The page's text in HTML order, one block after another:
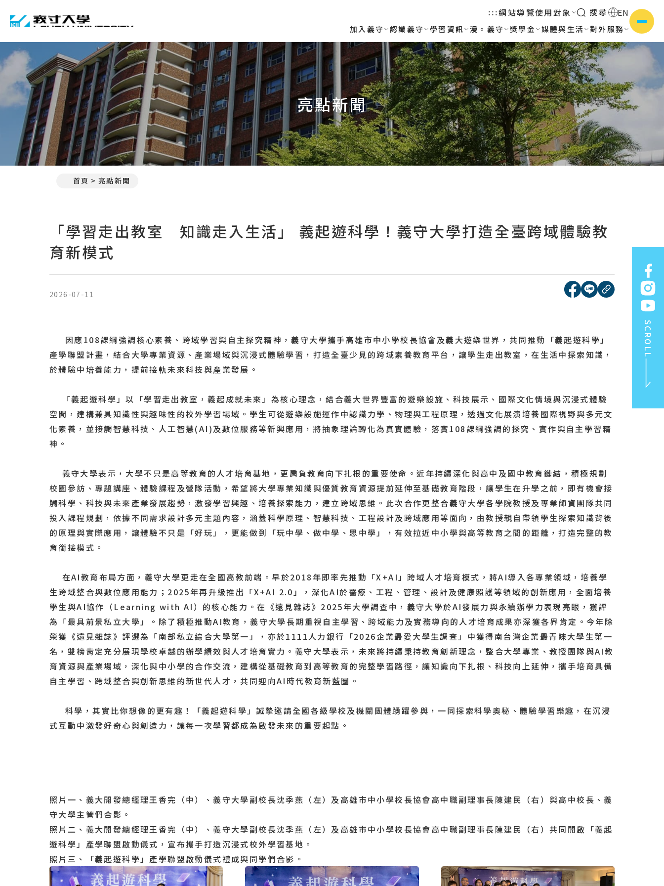
:::網站導覽使用對象 搜尋 EN
加入義守 認識義守 學習資訊 漫。義守 獎學金 媒體與生活 對外服務
側選單
SCROLL
亮點新聞
首頁 亮點新聞
「學習走出教室 知識走入生活」 義起遊科學！義守大學打造全臺跨域體驗教
育新模式
2026-07-11
[另開新視窗]分享到
[另開新視窗]分享
複製連結
因應108課綱強調核心素養、跨域學習與自主探究精神，義守大學攜手高雄市中小學校長協會及義大遊樂世界，共同推動「義起遊科學」
產學聯盟計畫，結合大學專業資源、產業場域與沉浸式體驗學習，打造全臺少見的跨域素養教育平台，讓學生走出教室，在生活中探索知識，
於體驗中培養能力，提前接軌未來科技與產業發展。
「義起遊科學」以「學習走出教室，義起成就未來」為核心理念，結合義大世界豐富的遊樂設施、科技展示、國際文化情境與沉浸式體驗
空間，建構兼具知識性與趣味性的校外學習場域。學生可從遊樂設施運作中認識力學、物理與工程原理，透過文化展演培養國際視野與多元文
化素養，並接觸智慧科技、人工智慧(AI)及數位服務等新興應用，將抽象理論轉化為真實體驗，落實108課綱強調的探究、實作與自主學習精
神。
義守大學表示，大學不只是高等教育的人才培育基地，更肩負教育向下扎根的重要使命。近年持續深化與高中及國中教育鏈結，積極規劃
校園參訪、專題講座、體驗課程及營隊活動，希望將大學專業知識與優質教育資源提前延伸至基礎教育階段，讓學生在升學之前，即有機會接
觸科學、科技與未來產業發展趨勢，激發學習興趣、培養探索能力，建立跨域思維。此次合作更整合義守大學各學院教授及專業師資團隊共同
投入課程規劃，依據不同需求設計多元主題內容，涵蓋科學原理、智慧科技、工程設計及跨域應用等面向，由教授親自帶領學生探索知識背後
的原理與實際應用，讓體驗不只是「好玩」，更能做到「玩中學、做中學、思中學」，有效拉近中小學與高等教育之間的距離，打造完整的教
育銜接模式。
在AI教育布局方面，義守大學更走在全國高教前端。早於2018年即率先推動「X+AI」跨域人才培育模式，將AI導入各專業領域，培養學
生跨域整合與數位應用能力；2025年再升級推出「X+AI 2.0」，深化AI於醫療、工程、管理、設計及健康照護等領域的創新應用，全面培養
學生與AI協作（Learning with AI）的核心能力。在《遠見雜誌》2025年大學調查中，義守大學於AI發展力與永續辦學力表現亮眼，獲評
為「最具前景私立大學」。除了積極推動AI教育，義守大學長期重視自主學習、跨域能力及實務導向的人才培育成果亦深獲各界肯定。今年除
榮獲《遠見雜誌》評選為「南部私立綜合大學第一」，亦於1111人力銀行「2026企業最愛大學生調查」中獲得南台灣企業最青睞大學生第一
名，雙榜肯定充分展現學校卓越的辦學績效與人才培育實力。義守大學表示，未來將持續秉持教育創新理念，整合大學專業、教授團隊與AI教
育資源與產業場域，深化與中小學的合作交流，建構從基礎教育到高等教育的完整學習路徑，讓知識向下扎根、科技向上延伸，攜手培育具備
自主學習、跨域整合與創新思維的新世代人才，共同迎向AI時代教育新藍圖。
科學，其實比你想像的更有趣！「義起遊科學」誠摯邀請全國各級學校及機關團體踴躍參與，一同探索科學奧秘、體驗學習樂趣，在沉浸
式互動中激發好奇心與創造力，讓每一次學習都成為啟發未來的重要起點。
照片一、義大開發總經理王香完（中）、義守大學副校長沈季燕（左）及高雄市中小學校長協會高中職副理事長陳建民（右）與高中校長、義
守大學主管們合影。
照片二、義大開發總經理王香完（中）、義守大學副校長沈季燕（左）及高雄市中小學校長協會高中職副理事長陳建民（右）共同開啟「義起
遊科學」產學聯盟啟動儀式，宣布攜手打造沉浸式校外學習基地。
照片三、「義起遊科學」產學聯盟啟動儀式禮成與同學們合影。